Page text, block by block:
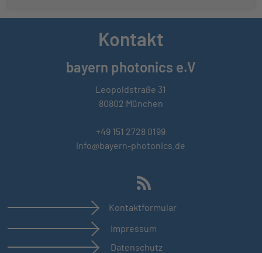
Kontakt
bayern photonics e.V
Leopoldstraße 31
80802 München
+49 151 2728 0199
info@bayern-photonics.de
Kontaktformular
Impressum
Datenschutz